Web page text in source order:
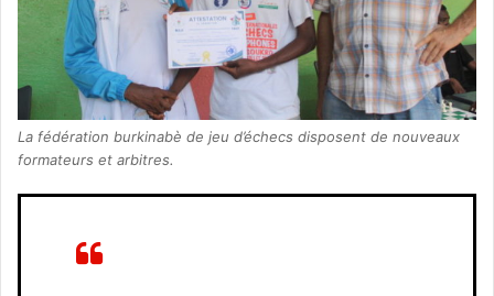
La fédération burkinabè de jeu d’échecs disposent de nouveaux
formateurs et arbitres.